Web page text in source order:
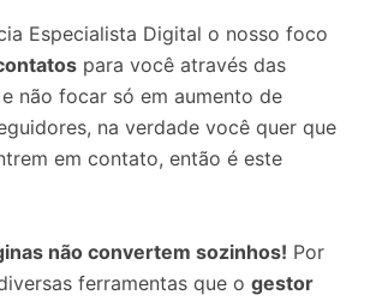
Especialista Digital o nosso foco
para você através das
não focar só em aumento de
na verdade você quer que
em contato, então é este
não convertem sozinhos! Por
ferramentas que o gestor